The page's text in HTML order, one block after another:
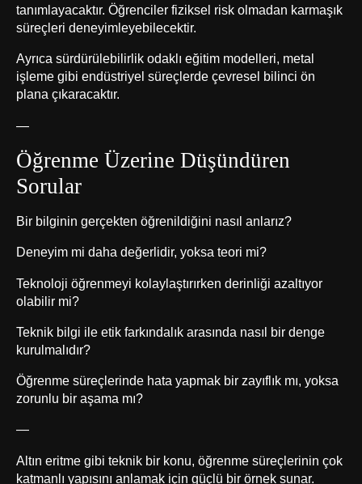
tanımlayacaktır. Öğrenciler fiziksel risk olmadan karmaşık
süreçleri deneyimleyebilecektir.
Ayrıca sürdürülebilirlik odaklı eğitim modelleri, metal
işleme gibi endüstriyel süreçlerde çevresel bilinci ön
plana çıkaracaktır.
—
Öğrenme Üzerine Düşündüren
Sorular
Bir bilginin gerçekten öğrenildiğini nasıl anlarız?
Deneyim mi daha değerlidir, yoksa teori mi?
Teknoloji öğrenmeyi kolaylaştırırken derinliği azaltıyor
olabilir mi?
Teknik bilgi ile etik farkındalık arasında nasıl bir denge
kurulmalıdır?
Öğrenme süreçlerinde hata yapmak bir zayıflık mı, yoksa
zorunlu bir aşama mı?
—
Altın eritme gibi teknik bir konu, öğrenme süreçlerinin çok
katmanlı yapısını anlamak için güçlü bir örnek sunar.